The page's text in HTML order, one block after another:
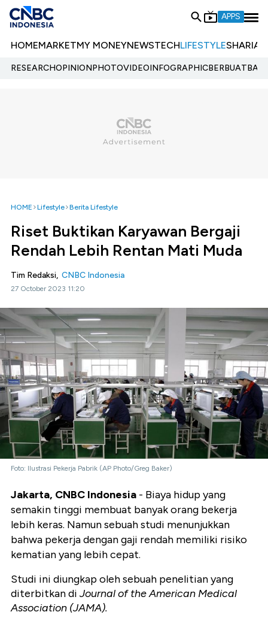
APPS
HOMEMARKETMY MONEYNEWSTECHLIFESTYLESHARIA
RESEARCHOPINIONPHOTOVIDEOINFOGRAPHIC
HOME Lifestyle Berita Lifestyle
Riset Buktikan Karyawan Bergaji
Rendah Lebih Rentan Mati Muda
Tim Redaksi, CNBC Indonesia
27 October 2023 11:20
Foto: Ilustrasi Pekerja Pabrik (AP Photo/Greg Baker)
Jakarta, CNBC Indonesia - Biaya hidup yang
semakin tinggi membuat banyak orang bekerja
lebih keras. Namun sebuah studi menunjukkan
bahwa pekerja dengan gaji rendah memiliki risiko
kematian yang lebih cepat.
Studi ini diungkap oleh sebuah penelitian yang
diterbitkan di Journal of the American Medical
Association (JAMA).